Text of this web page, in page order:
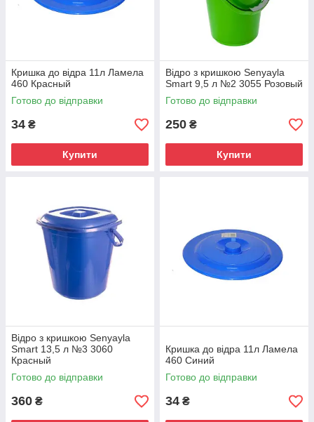
Кришка до відра 11л Ламела
460 Красный
Готово до відправки
34 ₴
Купити
Відро з кришкою Senyayla
Smart 9,5 л №2 3055 Розовый
Готово до відправки
250 ₴
Купити
Відро з кришкою Senyayla
Smart 13,5 л №3 3060
Красный
Готово до відправки
360 ₴
Кришка до відра 11л Ламела
460 Синий
Готово до відправки
34 ₴